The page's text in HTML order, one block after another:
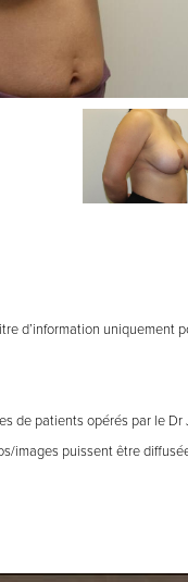
d’information uniquement
de patients opérés par le
images puissent être